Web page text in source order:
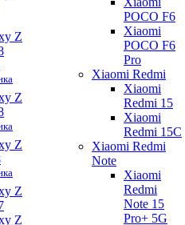
Z
Z
Z
Z
Z
POCO F6
Xiaomi
POCO F6
Pro
Xiaomi Redmi
Xiaomi
Redmi 15
Xiaomi
Redmi 15C
Xiaomi Redmi
Note
Xiaomi
Redmi
Note 15
Pro+ 5G